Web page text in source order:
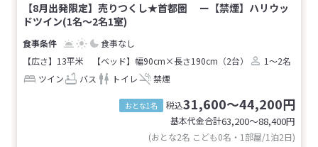
【8月出発限定】売りつくし★首都圏 ー【禁煙】ハリウッ
ドツイン(1名～2名1室)
食事なし
【広さ】13平米
【ベッド】幅90cm×長さ190cm（2台）
1～2名
ツイン
バス トイレ 禁煙
おとな1名 税込31,600～44,200円
基本代金合計63,200〜88,400円
(おとな2名 こども0名・1部屋/1泊2日)